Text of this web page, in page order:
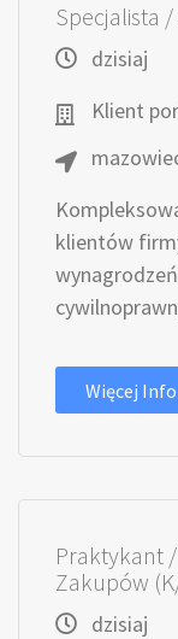
Specjalista
dzisiaj
Klient
klientów
Więcej
Praktykant
Zakupów
dzisiaj